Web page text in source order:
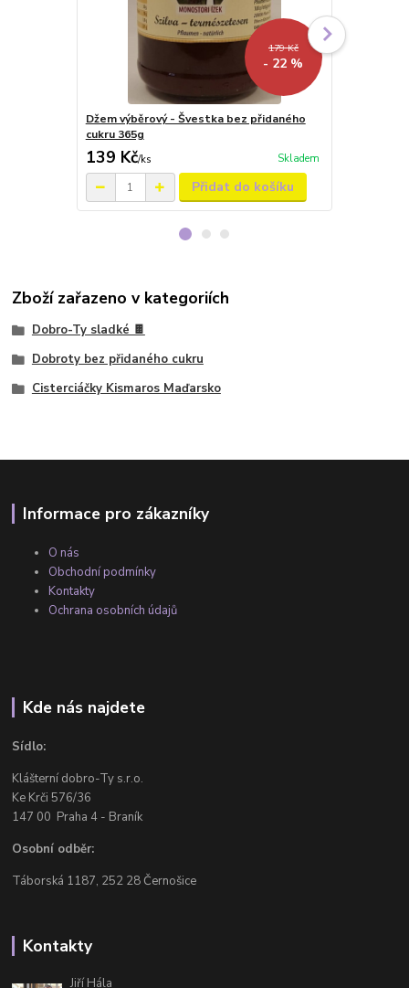
179 Kč
- 22 %
Džem výběrový - Švestka bez přidaného
cukru 365g
139 Kč/ks Skladem
Přidat do košíku
Zboží zařazeno v kategoriích
Dobro-Ty sladké 🍫
Dobroty bez přidaného cukru
Cisterciáčky Kismaros Maďarsko
Informace pro zákazníky
O nás
Obchodní podmínky
Kontakty
Ochrana osobních údajů
Kde nás najdete
Sídlo:
Klášterní dobro-Ty s.r.o.
Ke Krči 576/36
147 00 Praha 4 - Braník
Osobní odběr:
Táborská 1187, 252 28 Černošice
Kontakty
Jiří Hála